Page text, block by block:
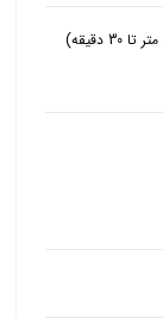
دارای رتبه IP68 (حداکثر عمق 6 متر تا 30 دقیقه)